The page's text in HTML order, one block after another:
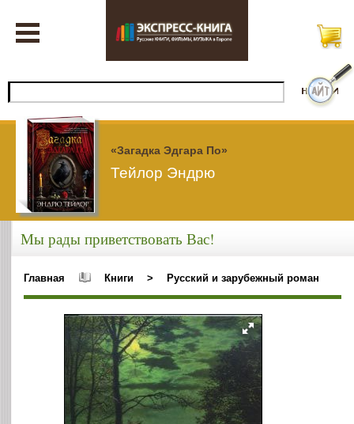
«Загадка Эдгара По»
Тейлор Эндрю
Мы рады приветствовать Вас!
Главная Книги > Русский и зарубежный роман